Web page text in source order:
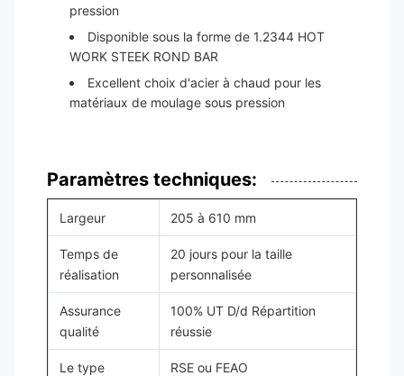
pression
Disponible sous la forme de 1.2344 HOT
WORK STEEK ROND BAR
Excellent choix d'acier à chaud pour les
matériaux de moulage sous pression
Paramètres techniques:
Largeur 205 à 610 mm
Temps de
réalisation
20 jours pour la taille
personnalisée
Assurance
qualité
100% UT D/d Répartition
réussie
Le type RSE ou FEAO